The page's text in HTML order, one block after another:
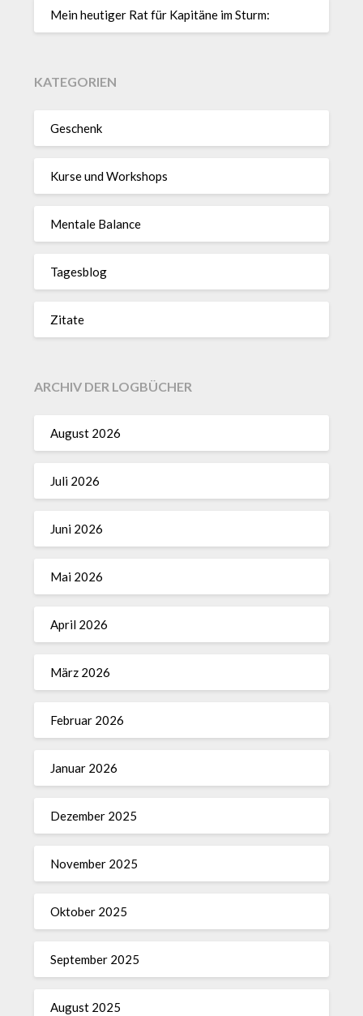
Mein heutiger Rat für Kapitäne im Sturm:
KATEGORIEN
Geschenk
Kurse und Workshops
Mentale Balance
Tagesblog
Zitate
ARCHIV DER LOGBÜCHER
August 2026
Juli 2026
Juni 2026
Mai 2026
April 2026
März 2026
Februar 2026
Januar 2026
Dezember 2025
November 2025
Oktober 2025
September 2025
August 2025